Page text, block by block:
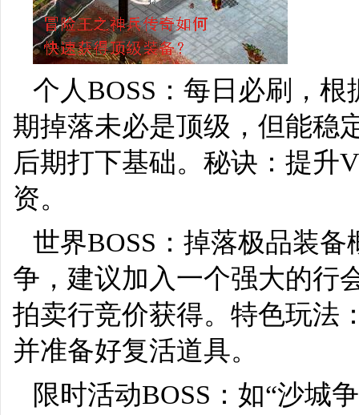
个人BOSS：每日必刷，
期掉落未必是顶级，但能稳
后期打下基础。秘诀：提升
资。
世界BOSS：掉落极品装
争，建议加入一个强大的行
拍卖行竞价获得。特色玩法
并准备好复活道具。
限时活动BOSS：如“沙城